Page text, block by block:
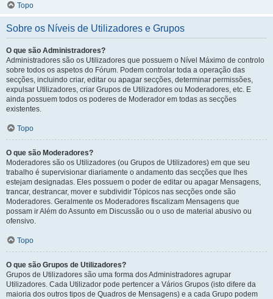
Topo
Sobre os Níveis de Utilizadores e Grupos
O que são Administradores?
Administradores são os Utilizadores que possuem o Nível Máximo de controlo
sobre todos os aspetos do Fórum. Podem controlar toda a operação das
secções, incluindo criar, editar ou apagar secções, determinar permissões,
expulsar Utilizadores, criar Grupos de Utilizadores ou Moderadores, etc. E
ainda possuem todos os poderes de Moderador em todas as secções
existentes.
Topo
O que são Moderadores?
Moderadores são os Utilizadores (ou Grupos de Utilizadores) em que seu
trabalho é supervisionar diariamente o andamento das secções que lhes
estejam designadas. Eles possuem o poder de editar ou apagar Mensagens,
trancar, destrancar, mover e subdividir Tópicos nas secções onde são
Moderadores. Geralmente os Moderadores fiscalizam Mensagens que
possam ir Além do Assunto em Discussão ou o uso de material abusivo ou
ofensivo.
Topo
O que são Grupos de Utilizadores?
Grupos de Utilizadores são uma forma dos Administradores agrupar
Utilizadores. Cada Utilizador pode pertencer a Vários Grupos (isto difere da
maioria dos outros tipos de Quadros de Mensagens) e a cada Grupo podem